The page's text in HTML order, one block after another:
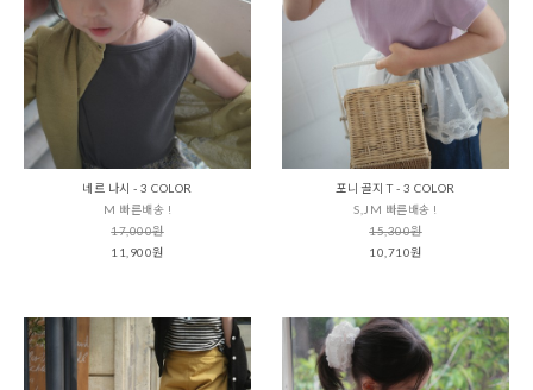
네르 나시 - 3 COLOR
M 빠른배송 !
17,000원
11,900원
포니 골지 T - 3 COLOR
S,JM 빠른배송 !
15,300원
10,710원